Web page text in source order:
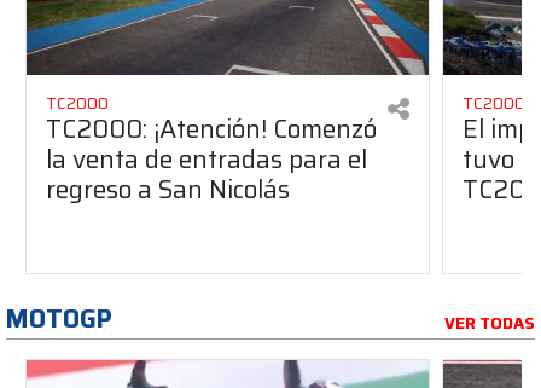
TC2000
TC2000: ¡Atención! Comenzó
la venta de entradas para el
regreso a San Nicolás
TC2000
El
tuvo
MOTOGP VER TODAS